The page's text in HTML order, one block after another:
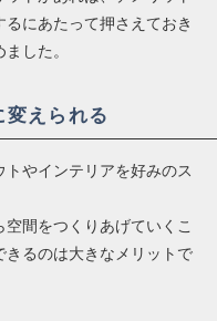
にあたって押さえておき
した。
えられる
やインテリアを好みのス
間をつくりあげていくこ
きるのは大きなメリットで